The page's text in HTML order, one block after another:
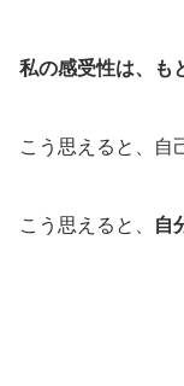
私の感受性は、も
こう思えると、自
こう思えると、 自